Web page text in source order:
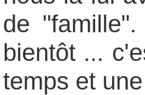
de
bientôt ...
temps et